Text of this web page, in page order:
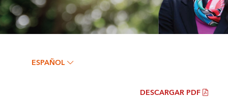
ESPAÑOL
DESCARGAR PDF